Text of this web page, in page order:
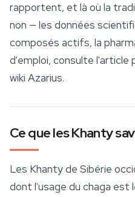
rapportent, et là où la
non — les données
composés actifs, la
d'emploi, consulte l'article
wiki Azarius.
Ce que les Khanty
Les Khanty de Sibérie
dont l'usage du chaga est